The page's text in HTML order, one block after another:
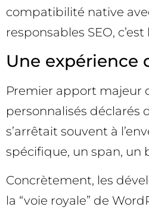
compatibilité native
responsables SEO,
Une expérience
Premier apport majeur
personnalisés déclarés
s’arrêtait souvent à
spécifique, un span, un
Concrètement, les
la “voie royale” de